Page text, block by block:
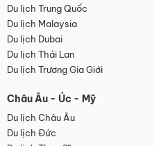
Du lịch Trung Quốc
Du lịch Malaysia
Du lịch Dubai
Du lịch Thái Lan
Du lịch Trương Gia Giới
Châu Âu - Úc - Mỹ
Du lịch Châu Âu
Du lịch Đức